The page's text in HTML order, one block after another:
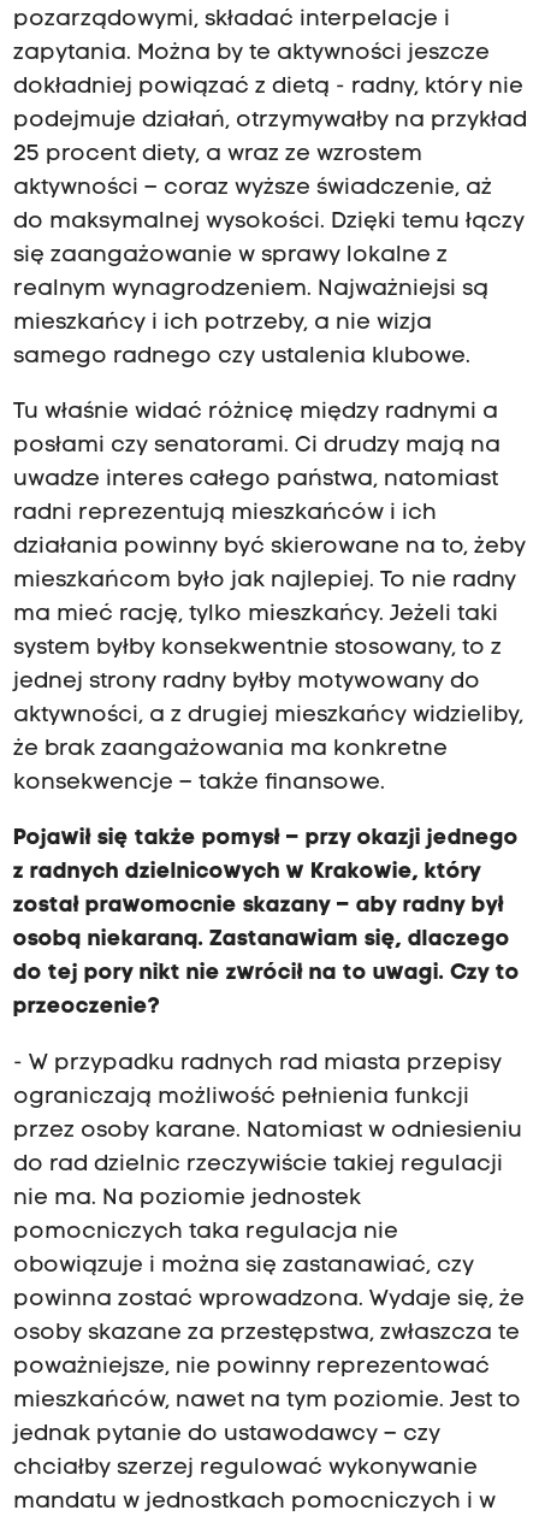
pozarządowymi, składać interpelacje i
zapytania. Można by te aktywności jeszcze
dokładniej powiązać z dietą - radny, który nie
podejmuje działań, otrzymywałby na przykład
25 procent diety, a wraz ze wzrostem
aktywności – coraz wyższe świadczenie, aż
do maksymalnej wysokości. Dzięki temu łączy
się zaangażowanie w sprawy lokalne z
realnym wynagrodzeniem. Najważniejsi są
mieszkańcy i ich potrzeby, a nie wizja
samego radnego czy ustalenia klubowe.
Tu właśnie widać różnicę między radnymi a
posłami czy senatorami. Ci drudzy mają na
uwadze interes całego państwa, natomiast
radni reprezentują mieszkańców i ich
działania powinny być skierowane na to, żeby
mieszkańcom było jak najlepiej. To nie radny
ma mieć rację, tylko mieszkańcy. Jeżeli taki
system byłby konsekwentnie stosowany, to z
jednej strony radny byłby motywowany do
aktywności, a z drugiej mieszkańcy widzieliby,
że brak zaangażowania ma konkretne
konsekwencje – także finansowe.
Pojawił się także pomysł – przy okazji jednego
z radnych dzielnicowych w Krakowie, który
został prawomocnie skazany – aby radny był
osobą niekaraną. Zastanawiam się, dlaczego
do tej pory nikt nie zwrócił na to uwagi. Czy to
przeoczenie?
- W przypadku radnych rad miasta przepisy
ograniczają możliwość pełnienia funkcji
przez osoby karane. Natomiast w odniesieniu
do rad dzielnic rzeczywiście takiej regulacji
nie ma. Na poziomie jednostek
pomocniczych taka regulacja nie
obowiązuje i można się zastanawiać, czy
powinna zostać wprowadzona. Wydaje się, że
osoby skazane za przestępstwa, zwłaszcza te
poważniejsze, nie powinny reprezentować
mieszkańców, nawet na tym poziomie. Jest to
jednak pytanie do ustawodawcy – czy
chciałby szerzej regulować wykonywanie
mandatu w jednostkach pomocniczych i w